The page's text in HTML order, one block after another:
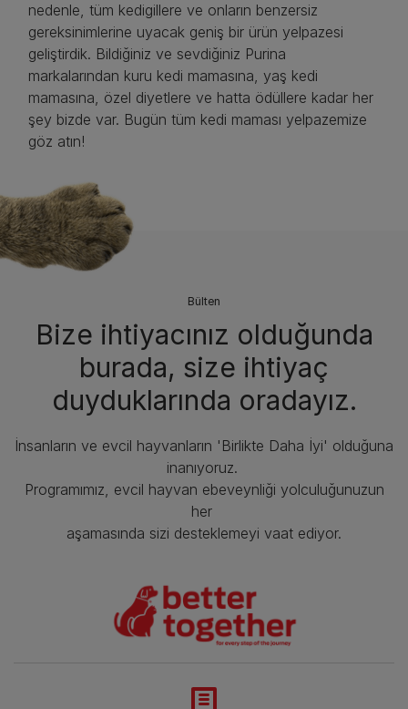
nedenle, tüm kedigillere ve onların benzersiz
gereksinimlerine uyacak geniş bir ürün yelpazesi
geliştirdik. Bildiğiniz ve sevdiğiniz Purina
markalarından kuru kedi mamasına, yaş kedi
mamasına, özel diyetlere ve hatta ödüllere kadar her
şey bizde var. Bugün tüm kedi maması yelpazemize
göz atın!
Bülten
Bize ihtiyacınız olduğunda
burada, size ihtiyaç
duyduklarında oradayız.
İnsanların ve evcil hayvanların 'Birlikte Daha İyi' olduğuna
inanıyoruz.
Programımız, evcil hayvan ebeveynliği yolculuğunuzun
her
aşamasında sizi desteklemeyi vaat ediyor.